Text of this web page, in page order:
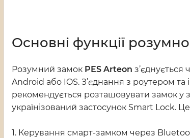
Основні функції
Розумний замок PES Arteon
Android або IOS. З’єднання з роутером
рекомендується розташовувати замок у
українізований застосунок Smart Lock.
1. Керування смарт-замком через